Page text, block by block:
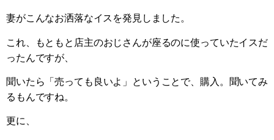
妻がこんなお洒落なイスを発見しました。
これ、もともと店主のおじさんが座るのに使っていたイスだ
ったんですが、
聞いたら「売っても良いよ」ということで、購入。聞いてみ
るもんですね。
更に、